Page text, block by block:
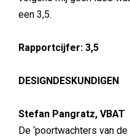
een 3,5.
Rapportcijfer: 3,5
DESIGNDESKUNDIGEN
Stefan Pangratz, VBAT
De ‘poortwachters van